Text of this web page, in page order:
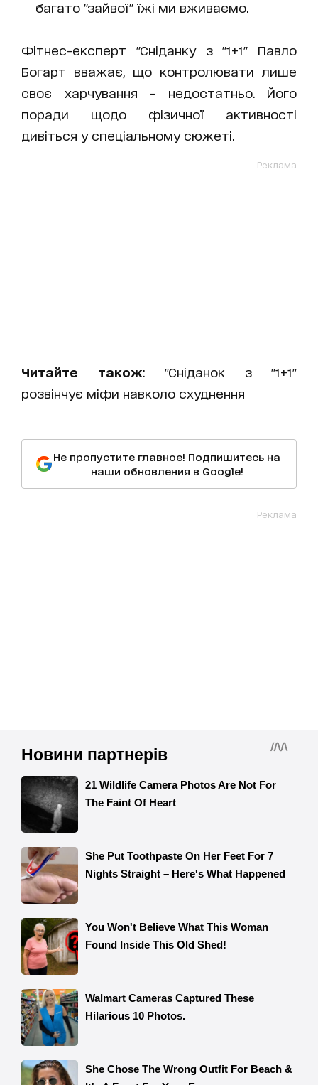
багато "зайвої" їжі ми вживаємо.
Фітнес-експерт "Сніданку з "1+1" Павло
Богарт вважає, що контролювати лише
своє харчування – недостатньо. Його
поради щодо фізичної активності
дивіться у спеціальному сюжеті.
Реклама
Читайте також: "Сніданок з "1+1"
розвінчує міфи навколо схуднення
Не пропустите главное! Подпишитесь на
наши обновления в Google!
Реклама